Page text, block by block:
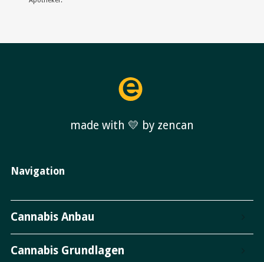
made with 💛 by zencan
Navigation
Cannabis Anbau
Cannabis Grundlagen